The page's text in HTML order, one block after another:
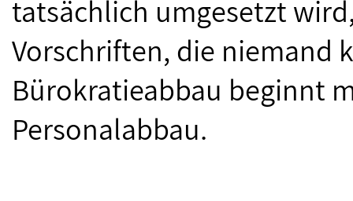
tatsächlich umgesetzt
Vorschriften, die niemand
Bürokratieabbau beginnt
Personalabbau.